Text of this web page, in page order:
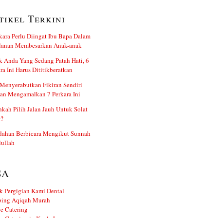
Terkini
Perlu Diingat Ibu Bapa Dalam
Membesarkan Anak-anak
Anda Yang Sedang Patah Hati, 6
Ini Harus Dititikberatkan
Fikiran Sendiri
Mengamalkan 7 Perkara Ini
Pilih Jalan Jauh Untuk Solat
Berbicara Mengikut Sunnah
Pergigian Kami Dental
Aqiqah Murah
Catering